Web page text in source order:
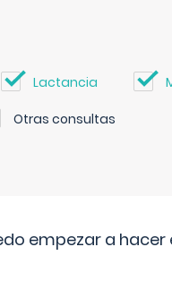
Lactancia
Otras consultas
empezar a hacer